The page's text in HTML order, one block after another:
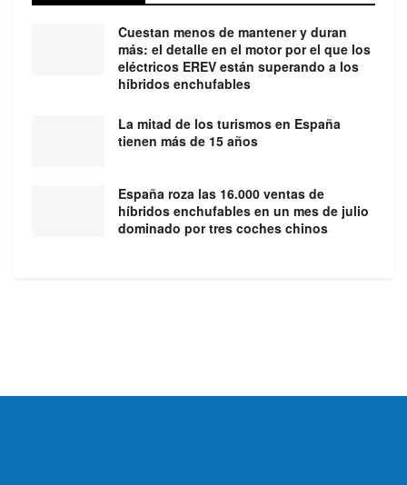
Cuestan menos de mantener y duran
más: el detalle en el motor por el que los
eléctricos EREV están superando a los
híbridos enchufables
La mitad de los turismos en España
tienen más de 15 años
España roza las 16.000 ventas de
híbridos enchufables en un mes de julio
dominado por tres coches chinos